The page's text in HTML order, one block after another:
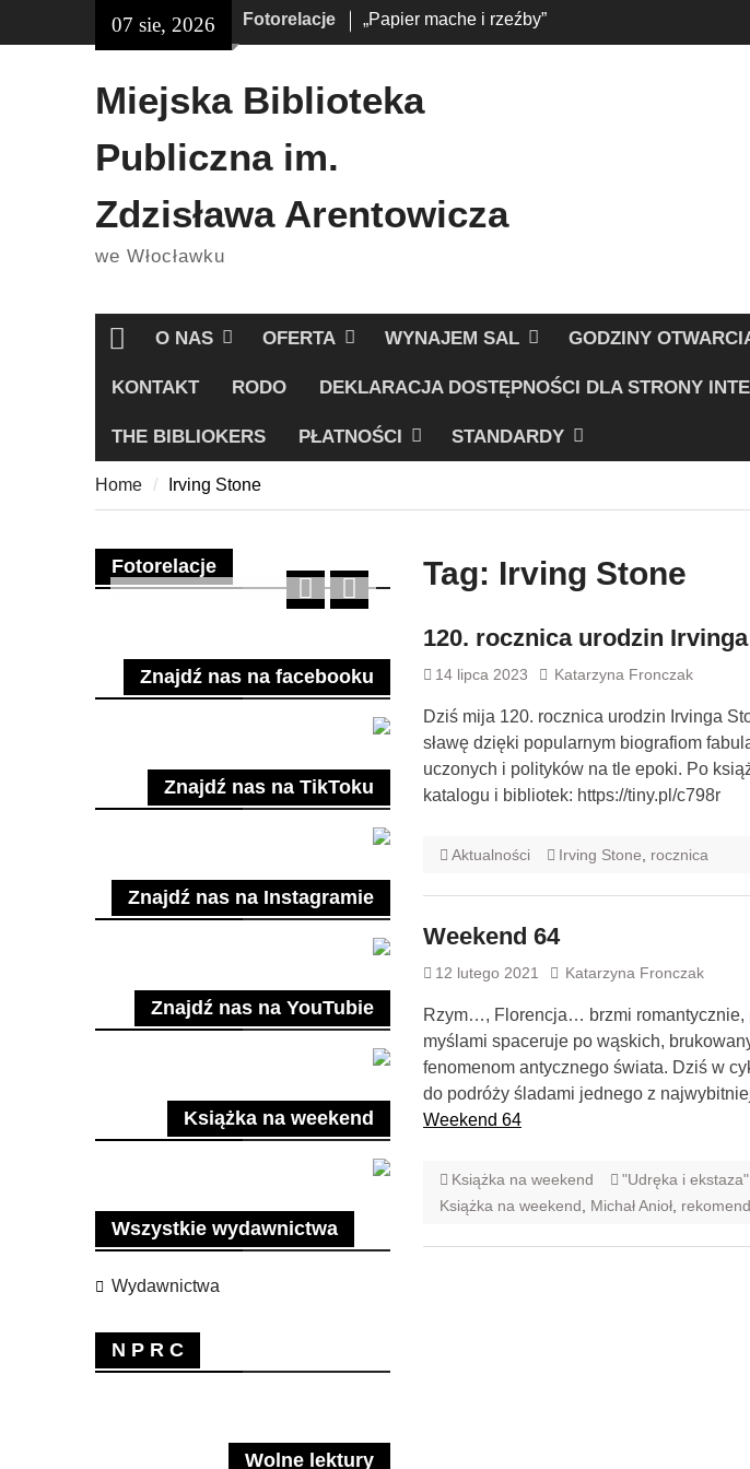
07 sie, 2026 Fotorelacje
„Papier mache i rzeźby”
„Książkobudzik” w Strefie Dziecka
Miejska Biblioteka
Publiczna im.
Zdzisława Arentowicza
we Włocławku
HomeO NAS OFERTA WYNAJEM SAL GODZINY
KONTAKT RODO DEKLARACJA DOSTĘPNOŚCI DLA STRONY
THE BIBLIOKERS PŁATNOŚCI STANDARDY
Home Irving Stone
Tag: Irving Stone
120. rocznica urodzin Irvinga
14 lipca 2023 Katarzyna Fronczak
Dziś mija 120. rocznica urodzin Irvinga
sławę dzięki popularnym biografiom
uczonych i polityków na tle epoki. Po
katalogu i bibliotek: https://tiny.pl/c798r
Aktualności Irving Stone rocznica
Weekend 64
12 lutego 2021 Katarzyna Fronczak
Rzym…, Florencja… brzmi romantycznie,
myślami spaceruje po wąskich,
fenomenom antycznego świata. Dziś w
do podróży śladami jednego z
Weekend 64
Książka na weekend "Udręka i ekstaza"
Książka na weekend
Michał Anioł
Fotorelacje
Znajdź nas na facebooku
Znajdź nas na TikToku
Znajdź nas na Instagramie
Znajdź nas na YouTubie
Książka na weekend
Wszystkie wydawnictwa
Wydawnictwa
N P R C
Wolne lektury